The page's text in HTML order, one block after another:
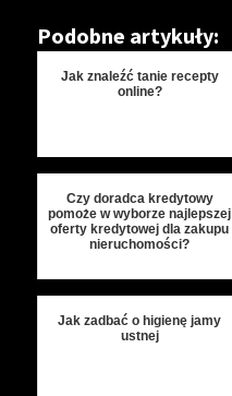
Podobne artykuły:
Jak znaleźć tanie recepty
online?
Czy doradca kredytowy
pomoże w wyborze najlepszej
oferty kredytowej dla zakupu
nieruchomości?
Jak zadbać o higienę jamy
ustnej